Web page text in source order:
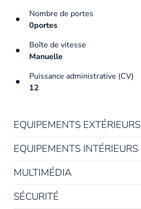
Nombre de portes
0portes
Boîte de vitesse
Manuelle
Puissance administrative (CV)
12
EQUIPEMENTS EXTÉRIEURS
EQUIPEMENTS INTÉRIEURS
MULTIMÉDIA
SÉCURITÉ